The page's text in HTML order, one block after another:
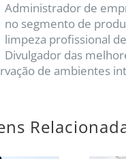
Administrador de
no segmento de
limpeza profissional
Divulgador das
de ambientes